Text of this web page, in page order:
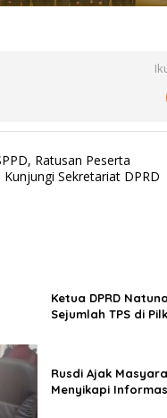
Ratusan Peserta
Sekretariat DPRD
Ketua DPRD
Sejumlah TPS di
Rusdi Ajak
Menyikapi